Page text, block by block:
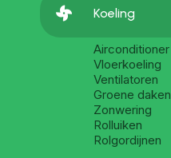
 Koeling
Airconditioner
Vloerkoeling
Ventilatoren
Groene daken
Zonwering
Rolluiken
Rolgordijnen